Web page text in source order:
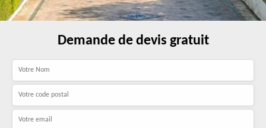
Demande de devis gratuit